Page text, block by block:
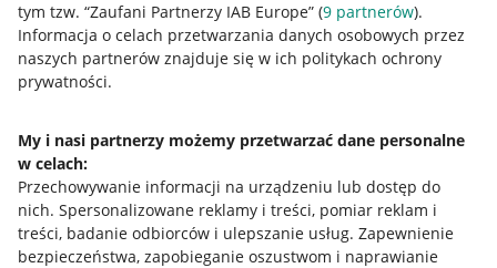
tym tzw. “Zaufani Partnerzy IAB Europe” (9 partnerów).
Informacja o celach przetwarzania danych osobowych przez
naszych partnerów znajduje się w ich politykach ochrony
prywatności.
My i nasi partnerzy możemy przetwarzać dane personalne
w celach:
Przechowywanie informacji na urządzeniu lub dostęp do
nich. Spersonalizowane reklamy i treści, pomiar reklam i
treści, badanie odbiorców i ulepszanie usług. Zapewnienie
bezpieczeństwa, zapobieganie oszustwom i naprawianie
Przydatne informacje
Jak to działa
Allegro Gadane dla sprzedających
Allegro Gadane dla kupujących
Mapa miejscowości